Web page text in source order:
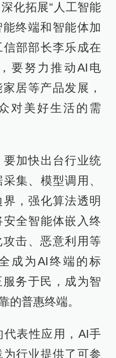
化拓展“人工智能
终端和智能体加
部部长李乐成在
要努力推动AI电
居等产品发展，
对美好生活的需
加快出台行业统
集、模型调用、
，强化算法透明
全智能体嵌入终
击、恶意利用等
成为AI终端的标
务于民，成为智
的普惠终端。
表性应用，AI手
行业提供了可参